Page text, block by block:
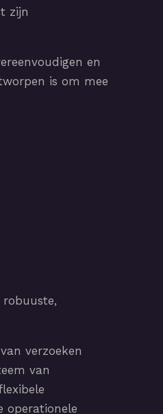
zijn
en
is om mee
verzoeken
van
operationele